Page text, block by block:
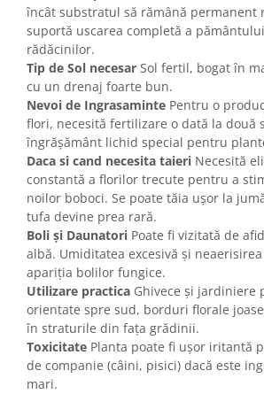
încât substratul să rămână permanent
suportă uscarea completă a
rădăcinilor.
Tip de Sol necesar Sol fertil, bogat în
cu un drenaj foarte bun.
Nevoi de Ingrasaminte Pentru o
flori, necesită fertilizare o dată la două
îngrășământ lichid special pentru
Daca si cand necesita taieri Necesită
constantă a florilor trecute pentru a
noilor boboci. Se poate tăia ușor la
tufa devine prea rară.
Boli și Daunatori Poate fi vizitată de
albă. Umiditatea excesivă și
apariția bolilor fungice.
Utilizare practica Ghivece și jardiniere
orientate spre sud, borduri florale
în straturile din fața grădinii.
Toxicitate Planta poate fi ușor iritantă
de companie (câini, pisici) dacă este
mari.